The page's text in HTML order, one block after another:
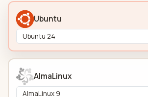
Ubuntu
AlmaLinux